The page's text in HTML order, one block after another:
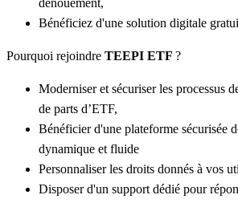
dénouement,
Bénéficiez d'une solution digitale
Pourquoi rejoindre TEEPI ETF ?
Moderniser et sécuriser les processus
de parts d’ETF,
Bénéficier d'une plateforme sécurisée
dynamique et fluide
Personnaliser les droits donnés à vos
Disposer d'un support dédié pour